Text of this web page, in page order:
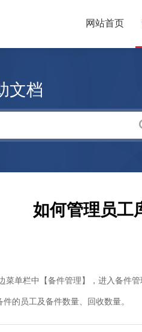
网站首页
文档
如何管理员工
菜单栏中【备件管理】，进入备件
的员工及备件数量、回收数量。